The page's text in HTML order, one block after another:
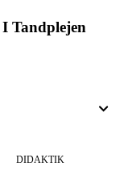
Tandplejen
DIDAKTIK